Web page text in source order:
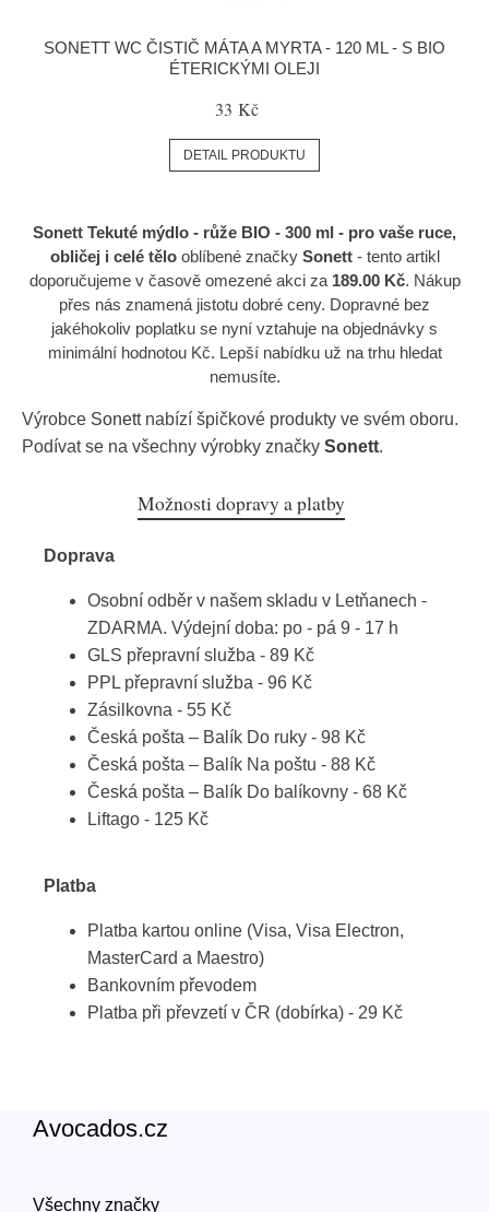
SONETT WC ČISTIČ MÁTA A MYRTA - 120 ML - S BIO
ÉTERICKÝMI OLEJI
33 Kč
DETAIL PRODUKTU
Sonett Tekuté mýdlo - růže BIO - 300 ml - pro vaše ruce,
obličej i celé tělooblíbené značky Sonett- tento artikl
doporučujeme v časově omezené akci za 189.00 Kč. Nákup
přes nás znamená jistotu dobré ceny. Dopravné bez
jakéhokoliv poplatku se nyní vztahuje na objednávky s
minimální hodnotou Kč. Lepší nabídku už na trhu hledat
nemusíte.
Výrobce Sonettnabízí špičkové produkty ve svém oboru.
Podívat se na všechny výrobky značky Sonett.
Možnosti dopravy a platby
Doprava
Osobní odběr v našem skladu v Letňanech -
ZDARMA. Výdejní doba: po - pá 9 - 17 h
GLS přepravní služba - 89 Kč
PPL přepravní služba - 96 Kč
Zásilkovna - 55 Kč
Česká pošta – Balík Do ruky - 98 Kč
Česká pošta – Balík Na poštu - 88 Kč
Česká pošta – Balík Do balíkovny - 68 Kč
Liftago - 125 Kč
Platba
Platba kartou online (Visa, Visa Electron,
MasterCard a Maestro)
Bankovním převodem
Platba při převzetí v ČR (dobírka) - 29 Kč
Avocados.cz
Všechny značky